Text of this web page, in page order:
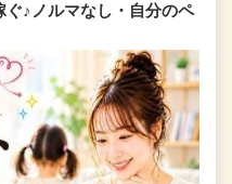
♪ノルマなし・自分のペ